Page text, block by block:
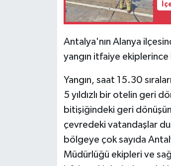
Antalya'nın Alanya
yangın itfaiye
Yangın, saat 15.30
5 yıldızlı bir otelin geri
bitişiğindeki geri
çevredeki vatandaşlar
bölgeye çok sayıda
Müdürlüğü ekipleri ve